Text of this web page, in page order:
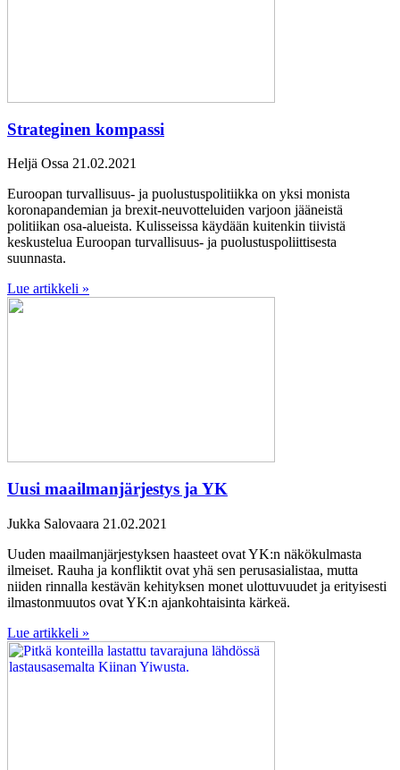
Strateginen kompassi
Heljä Ossa 21.02.2021
Euroopan turvallisuus- ja puolustuspolitiikka on yksi monista
koronapandemian ja brexit-neuvotteluiden varjoon jääneistä
politiikan osa-alueista. Kulisseissa käydään kuitenkin tiivistä
keskustelua Euroopan turvallisuus- ja puolustuspoliittisesta
suunnasta.
Lue artikkeli »
Uusi maailmanjärjestys ja YK
Jukka Salovaara 21.02.2021
Uuden maailmanjärjestyksen haasteet ovat YK:n näkökulmasta
ilmeiset. Rauha ja konfliktit ovat yhä sen perusasialistaa, mutta
niiden rinnalla kestävän kehityksen monet ulottuvuudet ja erityisesti
ilmastonmuutos ovat YK:n ajankohtaisinta kärkeä.
Lue artikkeli »